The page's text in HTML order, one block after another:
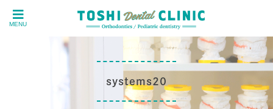
MENU
systems20